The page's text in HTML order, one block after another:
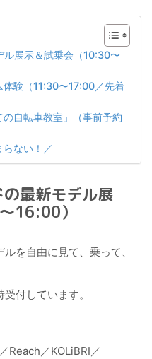
ル展示＆試乗会（10:30〜
体験（11:30〜17:00／先着
の自転車教室」（事前予約
らない！／
の最新モデル展
16:00）
を自由に見て、乗って、
付しています。
Reach／KOLiBRI／